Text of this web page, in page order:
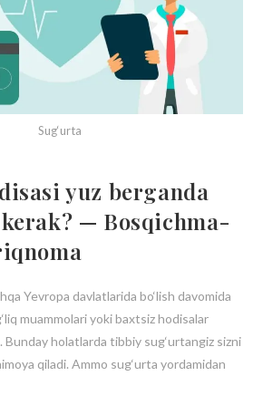
Sug‘urta
yuz berganda
— Bosqichma-
Yevropa davlatlarida bo‘lish davomida
muammolari yoki baxtsiz hodisalar
Bunday holatlarda tibbiy sug‘urtangiz sizni
qiladi. Ammo sug‘urta yordamidan